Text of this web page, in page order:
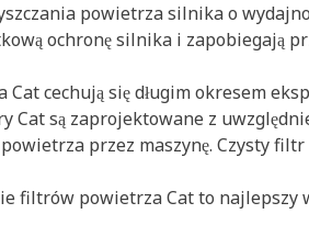
powietrza silnika o
ochronę silnika i zapobiegają
cechują się długim okresem
Cat są zaprojektowane z
przez maszynę. Czysty
filtrów powietrza Cat to najlepszy